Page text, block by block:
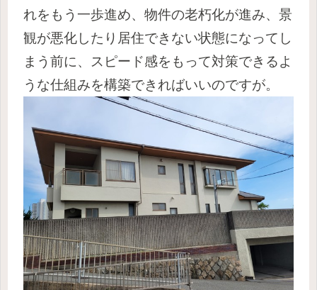
れをもう一歩進め、物件の老朽化が進み、景
観が悪化したり居住できない状態になってし
まう前に、スピード感をもって対策できるよ
うな仕組みを構築できればいいのですが。